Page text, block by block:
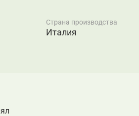
Страна производства
Италия